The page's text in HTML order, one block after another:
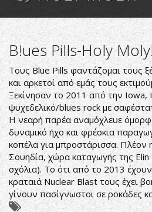
B!ues Pills-Holy
Τους Blue Pills φαντάζομαι τους
και αρκετοί από εμάς τους
Ξεκίνησαν το 2011 από την Iowa,
ψυχεδελικό/blues rock με
Η νεαρή παρέα αναμόχλευε
δυναμικό ήχο και φρέσκια
κοπέλα για μπροστάρισσα. Πλέον
Σουηδία, χώρα καταγωγής της
σχόλια). Το ότι από το 2013
κραταιά Nuclear Blast τους έχει
γίνουν πασίγνωστοι σε ροκάδες